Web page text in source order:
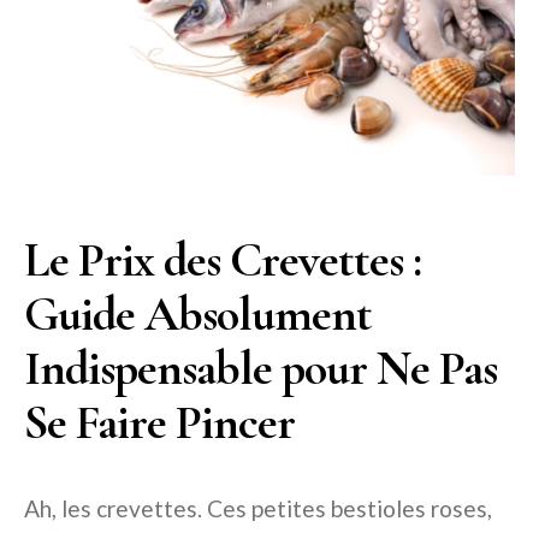
Le Prix des Crevettes :
Guide Absolument
Indispensable pour Ne Pas
Se Faire Pincer
Ah, les crevettes. Ces petites bestioles roses,